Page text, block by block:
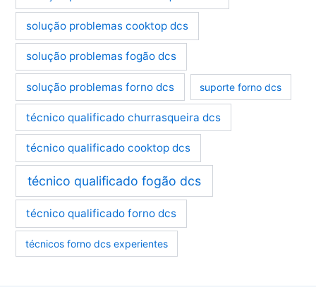
solução problemas cooktop dcs
solução problemas fogão dcs
solução problemas forno dcs suporte forno dcs
técnico qualificado churrasqueira dcs
técnico qualificado cooktop dcs
técnico qualificado fogão dcs
técnico qualificado forno dcs
técnicos forno dcs experientes